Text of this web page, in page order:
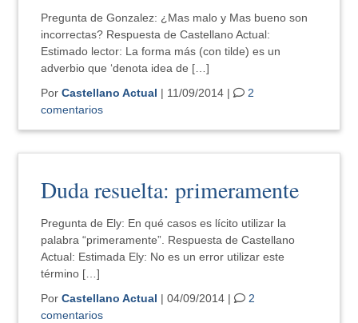
Pregunta de Gonzalez: ¿Mas malo y Mas bueno son
incorrectas? Respuesta de Castellano Actual:
Estimado lector: La forma más (con tilde) es un
adverbio que ‘denota idea de […]
PorCastellano Actual | 11/09/2014 |
2
comentarios
Duda resuelta: primeramente
Pregunta de Ely: En qué casos es lícito utilizar la
palabra “primeramente”. Respuesta de Castellano
Actual: Estimada Ely: No es un error utilizar este
término […]
PorCastellano Actual | 04/09/2014 |
2
comentarios